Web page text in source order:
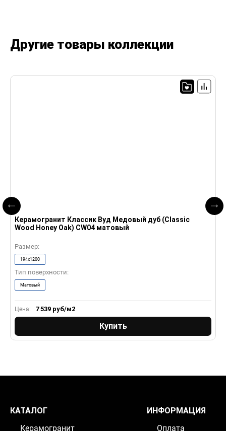
Другие товары коллекции
Керамогранит Классик Вуд Медовый дуб (Classic
Wood Honey Oak) CW04 матовый
Цена: 7 539 руб/м2
Купить
Размер:
194x1200
Тип поверхности:
Матовый
КАТАЛОГ
Керамогранит
ИНФОРМАЦИЯ
Оплата